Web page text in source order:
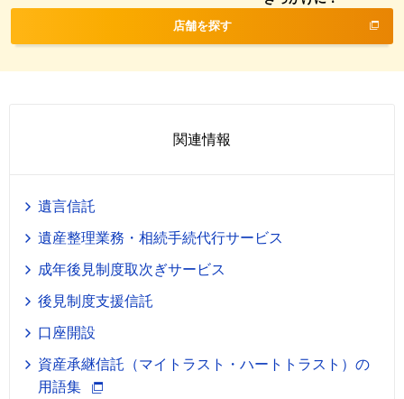
店舗を探す
関連情報
遺言信託
遺産整理業務・相続手続代行サービス
成年後見制度取次ぎサービス
後見制度支援信託
口座開設
資産承継信託（マイトラスト・ハートトラスト）の
用語集